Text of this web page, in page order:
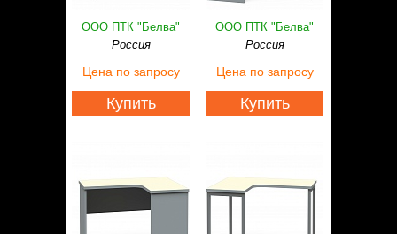
ООО ПТК "Белва"
Россия
Цена по запросу
Купить
ООО ПТК "Белва"
Россия
Цена по запросу
Купить